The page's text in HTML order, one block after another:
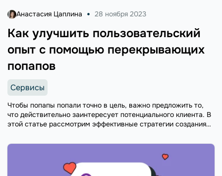
Как улучшить пользовательский
опыт с помощью перекрывающих
попапов
Анастасия Цаплина 28 ноября 2023
Сервисы
Чтобы попапы попали точно в цель, важно предложить то,
что действительно заинтересует потенциального клиента. В
этой статье рассмотрим эффективные стратегии создания